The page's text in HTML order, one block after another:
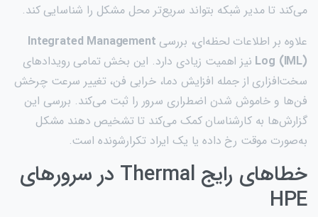
می‌کند تا مدیر شبکه بتواند سریع‌تر محل مشکل را شناسایی کند.
علاوه بر اطلاعات لحظه‌ای، بررسی Integrated Management
Log (IML) نیز اهمیت زیادی دارد. این بخش تمامی رویدادهای
سخت‌افزاری از جمله افزایش دما، خرابی فن، تغییر سرعت چرخش
فن‌ها و خاموش شدن اضطراری سرور را ثبت می‌کند. بررسی این
گزارش‌ها به کارشناسان کمک می‌کند تا تشخیص دهند مشکل
به‌صورت موقت رخ داده یا یک ایراد تکرارشونده است.
خطاهای رایج Thermal در سرورهای
HPE